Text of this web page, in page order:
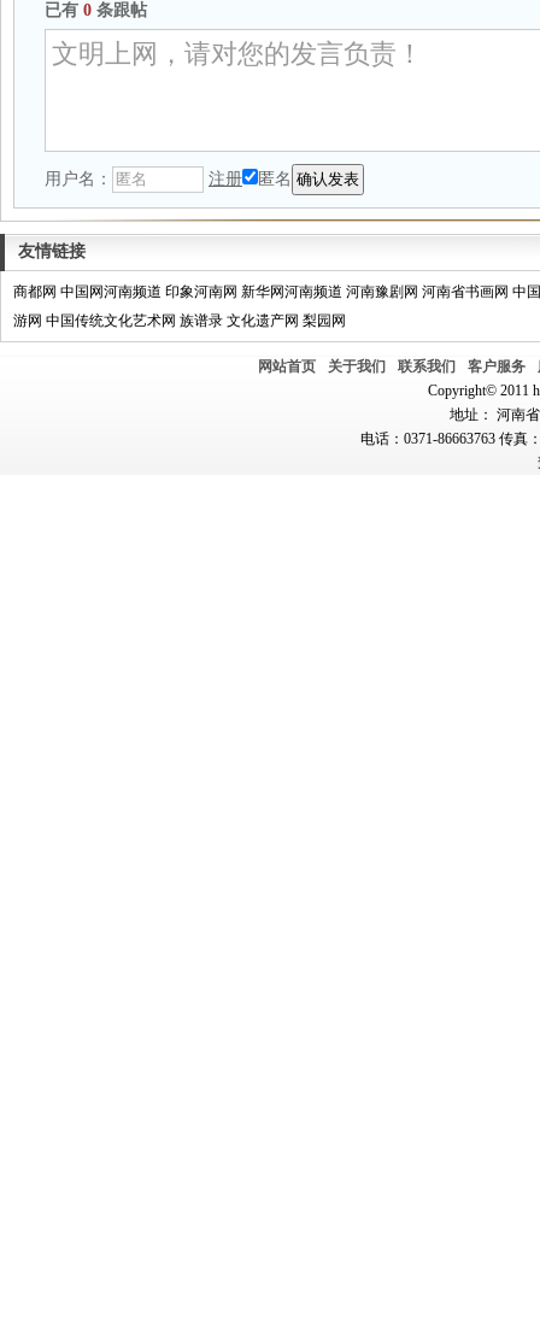
已有 0 条跟帖
用户名： 注册 匿名
友情链接
商都网 中国网河南频道 印象河南网 新华网河南频道 河南豫剧网 河南省书画网 中
游网 中国传统文化艺术网 族谱录 文化遗产网 梨园网
网站首页 关于我们 联系我们 客户服务
Copyright© 2011
地址： 河南
电话：0371-86663763 传真